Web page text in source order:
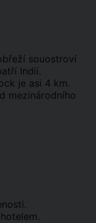
souostroví
Indii.
je asi 4 km.
mezinárodního